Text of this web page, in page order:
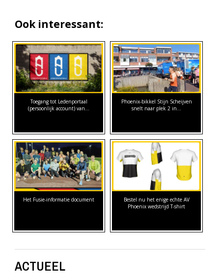
Ook interessant:
Toegang tot Ledenportaal
(persoonlijk account) van…
Phoenix-bikkel Stijn Scheijven
snelt naar plek 2 in…
Het Fusie-informatie document
Bestel nu het enige echte AV
Phoenix wedstrijd T-shirt
ACTUEEL